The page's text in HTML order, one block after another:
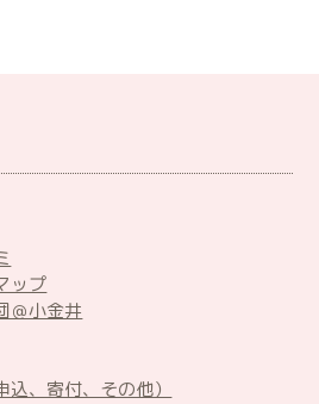
ップ
＠小金井
、寄付、その他）